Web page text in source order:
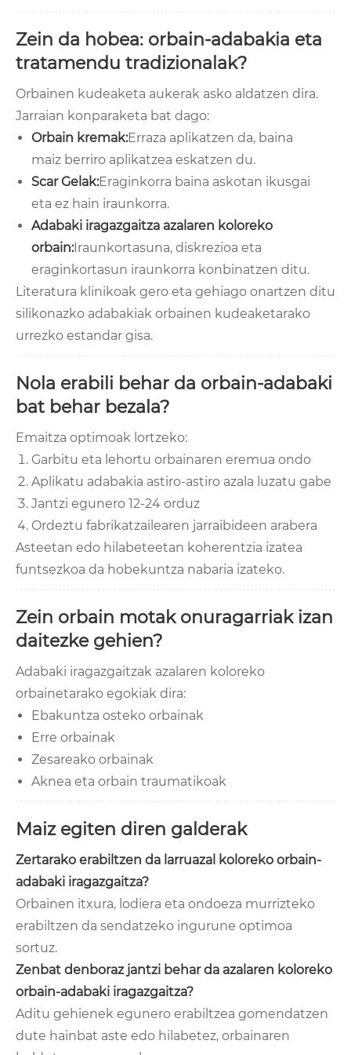
Zein da hobea: orbain-adabakia eta
tratamendu tradizionalak?
Orbainen kudeaketa aukerak asko aldatzen dira.
Jarraian konparaketa bat dago:
Orbain kremak:Erraza aplikatzen da, baina
maiz berriro aplikatzea eskatzen du.
Scar Gelak:Eraginkorra baina askotan ikusgai
eta ez hain iraunkorra.
Adabaki iragazgaitza azalaren koloreko
orbain:Iraunkortasuna, diskrezioa eta
eraginkortasun iraunkorra konbinatzen ditu.
Literatura klinikoak gero eta gehiago onartzen ditu
silikonazko adabakiak orbainen kudeaketarako
urrezko estandar gisa.
Nola erabili behar da orbain-adabaki
bat behar bezala?
Emaitza optimoak lortzeko:
Garbitu eta lehortu orbainaren eremua ondo
Aplikatu adabakia astiro-astiro azala luzatu gabe
Jantzi egunero 12-24 orduz
Ordeztu fabrikatzailearen jarraibideen arabera
Asteetan edo hilabeteetan koherentzia izatea
funtsezkoa da hobekuntza nabaria izateko.
Zein orbain motak onuragarriak izan
daitezke gehien?
Adabaki iragazgaitzak azalaren koloreko
orbainetarako egokiak dira:
Ebakuntza osteko orbainak
Erre orbainak
Zesareako orbainak
Aknea eta orbain traumatikoak
Maiz egiten diren galderak
Zertarako erabiltzen da larruazal koloreko orbain-
adabaki iragazgaitza?
Orbainen itxura, lodiera eta ondoeza murrizteko
erabiltzen da sendatzeko ingurune optimoa
sortuz.
Zenbat denboraz jantzi behar da azalaren koloreko
orbain-adabaki iragazgaitza?
Aditu gehienek egunero erabiltzea gomendatzen
dute hainbat aste edo hilabetez, orbainaren